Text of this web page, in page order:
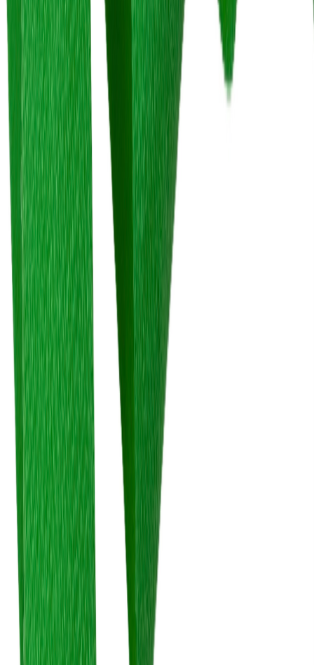
Швейная фурнитура
товаров
Покупателю
Доставка
Оплата Скидки Вопросы и ответы
Аккаунт
Войти
Каталог Эластичная бейка
Бейка матовая ярко-зеленая
15 мм
35 ₽
В наличии
Артикул:
БЕ-111
Производитель
Китай
Ширина, мм
15
Цена указана за 1 метр.
В корзину
Описание